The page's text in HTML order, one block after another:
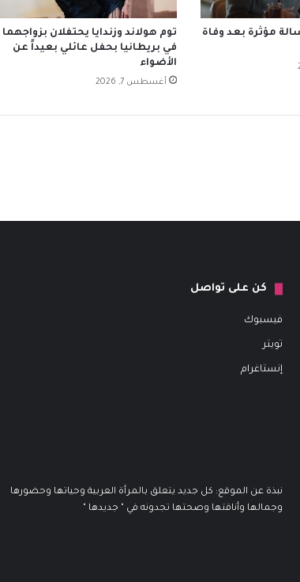
مؤثرة بعد وفاة
توم هولاند وزندايا يحتفلان بزواجهما
في بريطانيا بحفل عائلي بعيداً عن
الأضواء
أغسطس 7, 2026
كن على تواصل
فيسبوك
تويتر
إنستاغرام
نبذة عن الموقع: كل جديد يتعلق بالمرأة العربية وحياتها وحضورها
وجمالها وأناقتها وصحتها تجدونه في " جديدها "